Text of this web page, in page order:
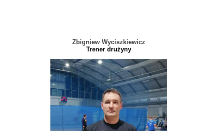
Zbigniew Wyciszkiewicz
Trener drużyny